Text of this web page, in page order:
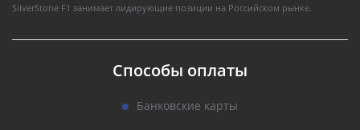
SilverStone F1 занимает лидирующие позиции на Российском рынке.
Способы оплаты
Банковские карты